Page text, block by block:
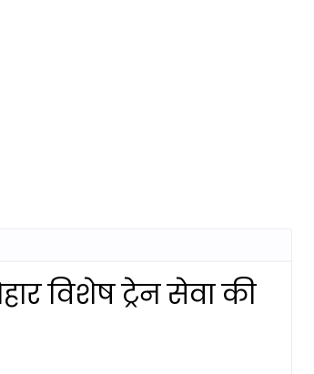
विशेष ट्रेन सेवा की